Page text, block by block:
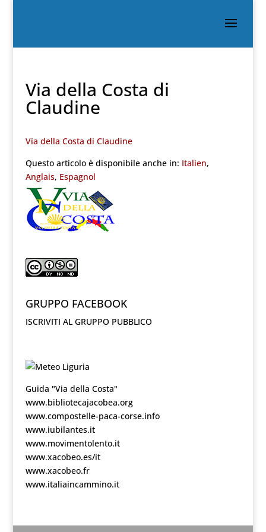
Via della Costa di
Claudine
Via della Costa di Claudine
Questo articolo è disponibile anche in: Italien
Anglais Espagnol
GRUPPO FACEBOOK
ISCRIVITI AL GRUPPO PUBBLICO
Guida "Via della Costa"
www.bibliotecajacobea.org
www.compostelle-paca-corse.info
www.iubilantes.it
www.movimentolento.it
www.xacobeo.es/it
www.xacobeo.fr
www.italiaincammino.it